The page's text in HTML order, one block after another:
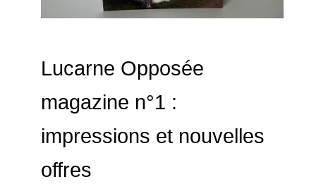
Lucarne Opposée
magazine n°1 :
impressions et nouvelles
offres